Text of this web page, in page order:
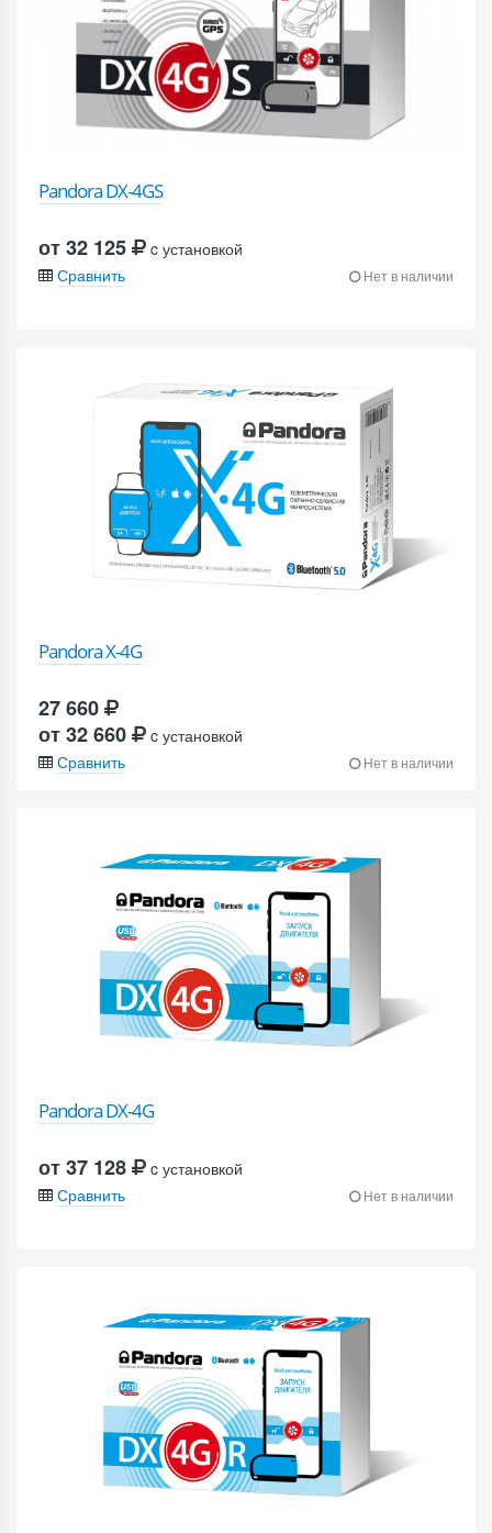
Pandora DX-4GS
от 32 125
c установкой
Сравнить
Нет в наличии
Pandora X-4G
27 660
от 32 660
c установкой
Сравнить
Нет в наличии
Pandora DX-4G
от 37 128
c установкой
Сравнить
Нет в наличии